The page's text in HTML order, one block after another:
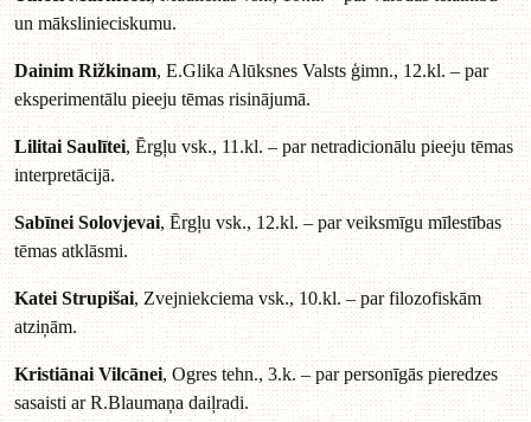
un mākslinieciskumu.
Dainim Rižkinam, E.Glika Alūksnes Valsts ģimn., 12.kl. – par
eksperimentālu pieeju tēmas risinājumā.
Lilitai Saulītei, Ērgļu vsk., 11.kl. – par netradicionālu pieeju tēmas
interpretācijā.
Sabīnei Solovjevai, Ērgļu vsk., 12.kl. – par veiksmīgu mīlestības
tēmas atklāsmi.
Katei Strupišai, Zvejniekciema vsk., 10.kl. – par filozofiskām
atziņām.
Kristiānai Vilcānei, Ogres tehn., 3.k. – par personīgās pieredzes
sasaisti ar R.Blaumaņa daiļradi.